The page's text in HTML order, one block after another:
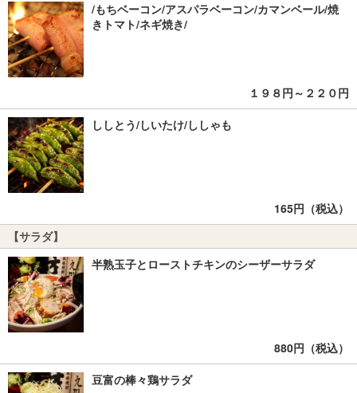
/もちベーコン/アスパラベーコン/カマンベール/焼
きトマト/ネギ焼き/
１９８円～２２０円
ししとう/しいたけ/ししゃも
165円（税込）
【サラダ】
半熟玉子とローストチキンのシーザーサラダ
880円（税込）
豆富の棒々鶏サラダ